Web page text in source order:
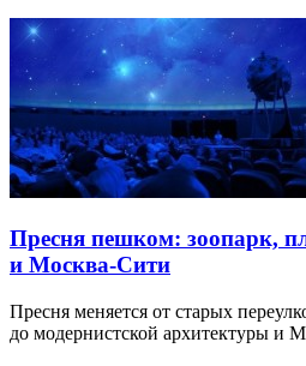
Пресня пешком: зоопарк,
и Москва-Сити
Пресня меняется от старых
до модернистской архитектуры и